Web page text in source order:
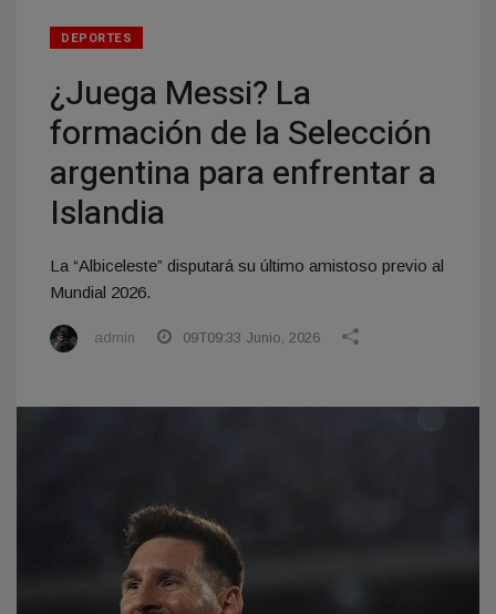
DEPORTES
¿Juega Messi? La
formación de la Selección
argentina para enfrentar a
Islandia
La “Albiceleste” disputará su último amistoso previo al
Mundial 2026.
admin 09T09:33 Junio, 2026